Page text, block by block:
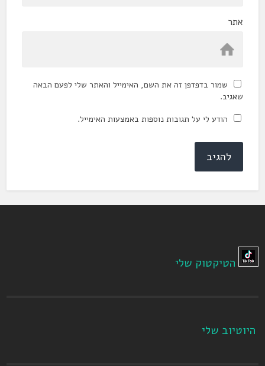
אתר
שמור בדפדפן זה את השם, האימייל והאתר שלי לפעם הבאה
שאגיב.
הודע לי על תגובות נוספות באמצעות האימייל.
הטיקטוק שלי
היוטיוב שלי